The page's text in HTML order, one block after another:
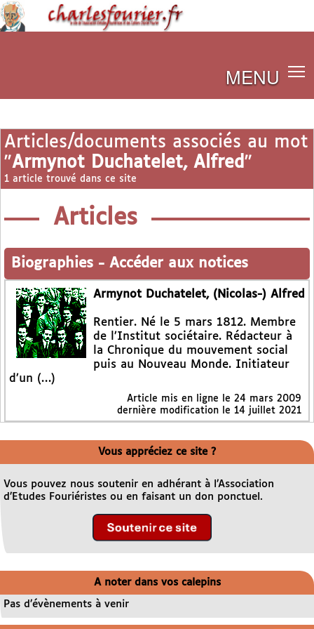
MENU
Articles/documents associés au mot
"Armynot Duchatelet, Alfred "
1 article trouvé dans ce site
Articles
Biographies - Accéder aux notices
Armynot Duchatelet, (Nicolas-) Alfred
Rentier. Né le 5 mars 1812. Membre
de l’Institut sociétaire. Rédacteur à
la Chronique du mouvement social
puis au Nouveau Monde. Initiateur
d’un (…)
Article mis en ligne le 24 mars 2009
dernière modification le 14 juillet 2021
Vous appréciez ce site ?
Vous pouvez nous soutenir en adhérant à l’Association
d’Etudes Fouriéristes ou en faisant un don ponctuel.
A noter dans vos calepins
Pas d’évènements à venir